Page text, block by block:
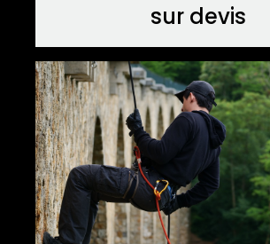
sur devis